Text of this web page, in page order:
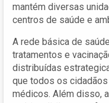
mantém diversas
centros de saúde e
A rede básica de
tratamentos e
distribuídas
que todos os
médicos. Além disso,